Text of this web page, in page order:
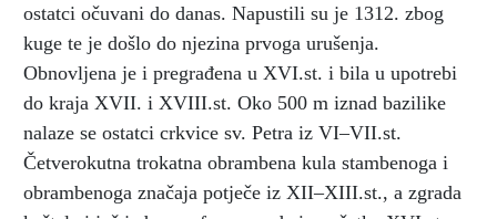
ostatci očuvani do danas. Napustili su je 1312. zbog
kuge te je došlo do njezina prvoga urušenja.
Obnovljena je i pregrađena u XVI.st. i bila u upotrebi
do kraja XVII. i XVIII.st. Oko 500 m iznad bazilike
nalaze se ostatci crkvice sv. Petra iz VI–VII.st.
Četverokutna trokatna obrambena kula stambenoga i
obrambenoga značaja potječe iz XII–XIII.st., a zgrada